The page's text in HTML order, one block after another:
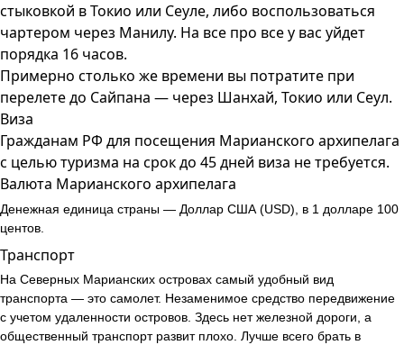
стыковкой в Токио или Сеуле, либо воспользоваться
чартером через Манилу. На все про все у вас уйдет
порядка 16 часов.
Примерно столько же времени вы потратите при
перелете до Сайпана — через Шанхай, Токио или Сеул.
Виза
Гражданам РФ для посещения Марианского архипелага
с целью туризма на срок до 45 дней виза не требуется.
Валюта Марианского архипелага
Денежная единица страны — Доллар США (USD), в 1 долларе 100
центов.
Транспорт
На Северных Марианских островах самый удобный вид
транспорта — это самолет. Незаменимое средство передвижение
с учетом удаленности островов. Здесь нет железной дороги, а
общественный транспорт развит плохо. Лучше всего брать в